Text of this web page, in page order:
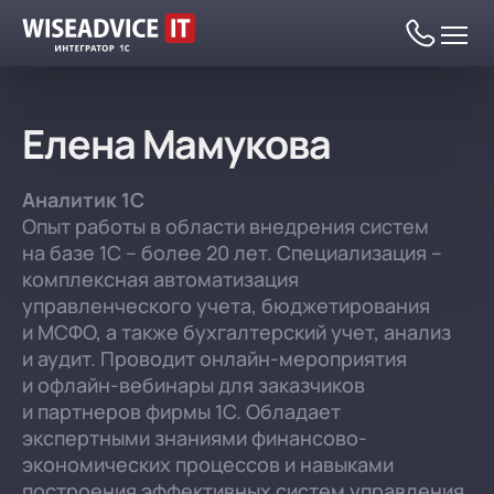
Елена Мамукова
Аналитик 1С
Опыт работы в области внедрения систем
на базе 1С – более 20 лет. Специализация –
комплексная автоматизация
управленческого учета, бюджетирования
и МСФО, а также бухгалтерский учет, анализ
и аудит. Проводит онлайн-мероприятия
и офлайн-вебинары для заказчиков
и партнеров фирмы 1С. Обладает
экспертными знаниями финансово-
экономических процессов и навыками
Автоматизация
Комплексная автоматизация
Автоматизация на базе 1С:ERP
Комплексная автоматизация ГОЗ
Автоматизация ГОЗ
Комплексная автоматизация ГОЗ
Автоматизация раздельного учета ГОЗ
Автоматизация ОПК
Бухгалтерский и налоговый учет
Бухгалтерский и налоговый учет
Налоговый мониторинг
Управление финансами (FRP)
Финансовый учет
Бюджетирование
Управление документооборотом (СЭД)
Внутренний документооборот (СЭД)
Зарплата, управление персоналом и
Программы 1С
Все программы 1С
Бухгалтерский и налоговый учет
1С:Бухгалтерия
1С:Налоговый мониторинг
Услуги
Внедрение 1С
Внедрение 1С
Стандартное внедрение 1С:ERP
Обслуживание 1С
Обслуживание 1С
Сопровождение 1С
Цены
Программы 1С
Цены на программы 1С
Отрасли